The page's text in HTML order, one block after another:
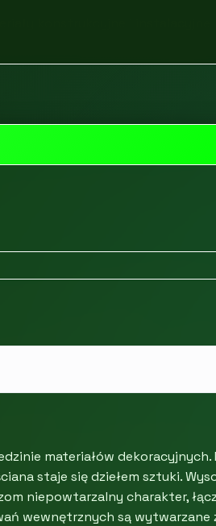
materiałów
staje się dziełem sztuki.
niepowtarzalny charakter,
wewnętrznych są wytwarzane